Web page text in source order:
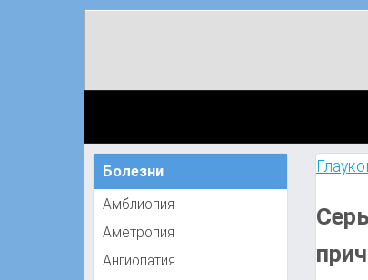
Болезни
Амблиопия
Аметропия
Ангиопатия